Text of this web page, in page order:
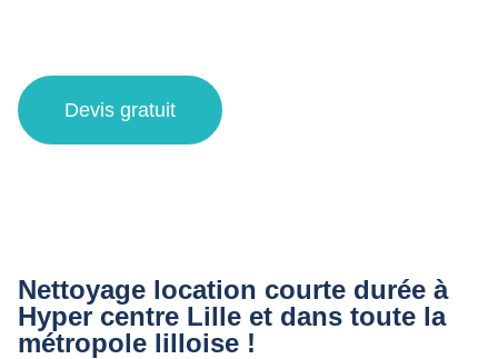
Devis gratuit
Nettoyage location courte durée à
Hyper centre Lille et dans toute la
métropole lilloise !